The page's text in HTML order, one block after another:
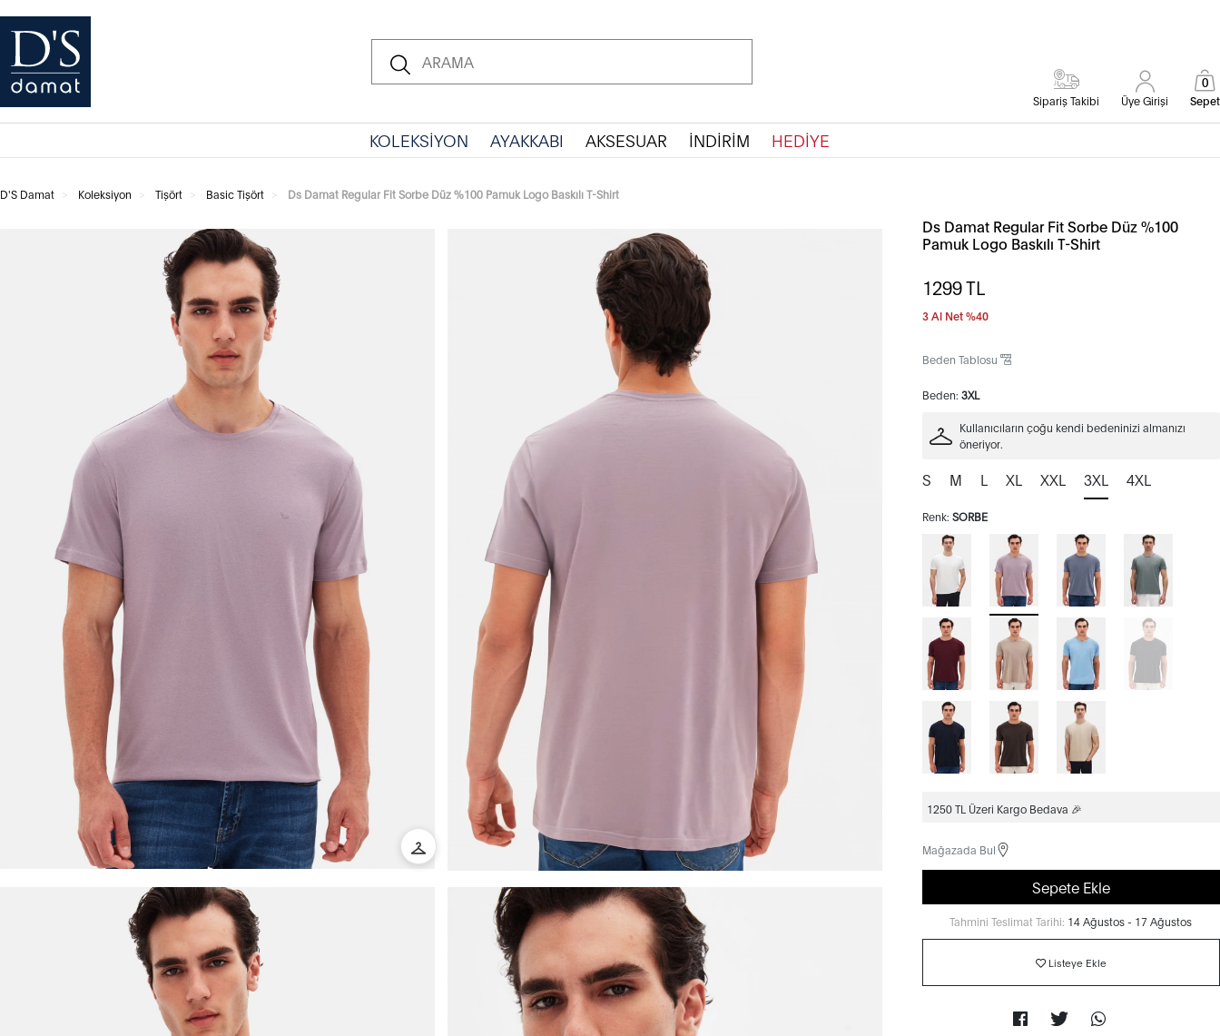
Sipariş Takibi Üye Girişi Sepet
0
KOLEKSİYON AYAKKABI AKSESUAR İNDİRİM HEDİYE
D'S Damat Koleksiyon Tişört Basic Tişört Ds Damat Regular Fit Sorbe Düz %100 Pamuk Logo Baskılı T-Shirt
Ds Damat Regular Fit Sorbe Düz %100
Pamuk Logo Baskılı T-Shirt
1299TL
3 Al Net %40
Beden: 3XL
Beden Tablosu
Kullanıcıların çoğu kendi bedeninizi almanızı
öneriyor.
S M L XL XXL 3XL 4XL
Renk: SORBE
1250 TL Üzeri Kargo Bedava 🎉
Mağazada Bul
Sepete Ekle
Tahmini Teslimat Tarihi: 14 Ağustos - 17 Ağustos
Listeye Ekle